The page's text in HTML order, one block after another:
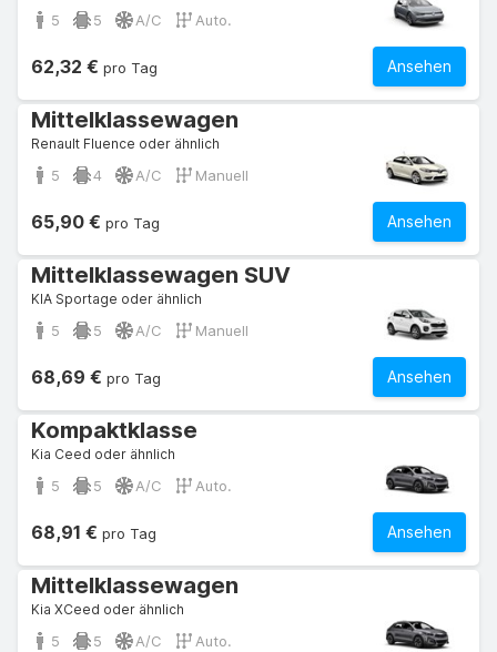
5 5 A/C Auto.
Ansehen
62,32 € pro Tag
Mittelklassewagen
Renault Fluence oder ähnlich
5 4 A/C Manuell
Ansehen
65,90 € pro Tag
Mittelklassewagen SUV
KIA Sportage oder ähnlich
5 5 A/C Manuell
Ansehen
68,69 € pro Tag
Kompaktklasse
Kia Ceed oder ähnlich
5 5 A/C Auto.
Ansehen
68,91 € pro Tag
Mittelklassewagen
Kia XCeed oder ähnlich
5 5 A/C Auto.